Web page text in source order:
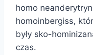
homo
homoinbergiss,
były sko-
czas.